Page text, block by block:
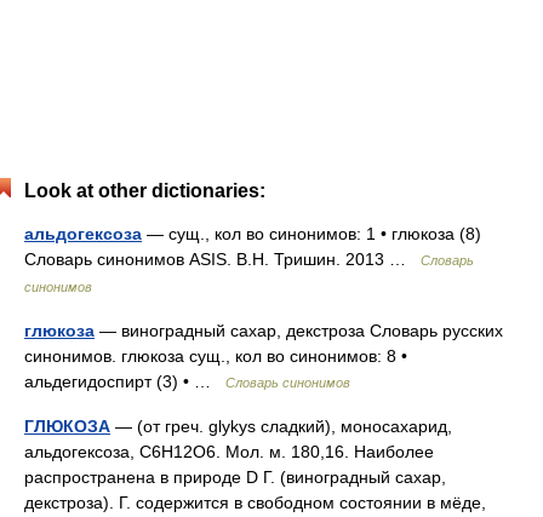
Look at other dictionaries:
альдогексоза — сущ., кол во синонимов: 1 • глюкоза (8)
Словарь синонимов ASIS. В.Н. Тришин. 2013 …
Словарь
синонимов
глюкоза — виноградный сахар, декстроза Словарь русских
синонимов. глюкоза сущ., кол во синонимов: 8 •
альдегидоспирт (3) • …
Словарь синонимов
ГЛЮКОЗА — (от греч. glykys сладкий), моносахарид,
альдогексоза, С6Н12О6. Мол. м. 180,16. Наиболее
распространена в природе D Г. (виноградный сахар,
декстроза). Г. содержится в свободном состоянии в мёде,